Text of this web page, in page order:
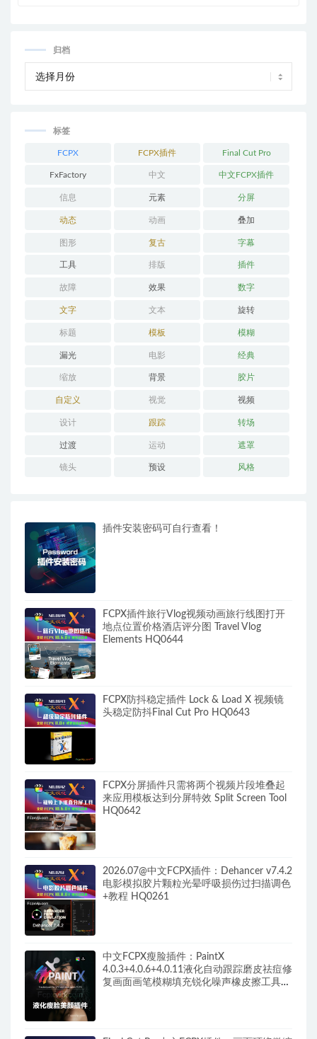
归档
标签
FCPX FCPX插件 Final Cut Pro
FxFactory 中文 中文FCPX插件
信息 元素 分屏
动态 动画 叠加
图形 复古 字幕
工具 排版 插件
故障 效果 数字
文字 文本 旋转
标题 模板 模糊
漏光 电影 经典
缩放 背景 胶片
自定义 视觉 视频
设计 跟踪 转场
过渡 运动 遮罩
镜头 预设 风格
插件安装密码可自行查看！
FCPX插件旅行Vlog视频动画旅行线图打开
地点位置价格酒店评分图 Travel Vlog
Elements HQ0644
FCPX防抖稳定插件 Lock & Load X 视频镜
头稳定防抖Final Cut Pro HQ0643
FCPX分屏插件只需将两个视频片段堆叠起
来应用模板达到分屏特效 Split Screen Tool
HQ0642
2026.07@中文FCPX插件：Dehancer v7.4.2
电影模拟胶片颗粒光晕呼吸损伤过扫描调色
+教程 HQ0261
中文FCPX瘦脸插件：PaintX
4.0.3+4.0.6+4.0.11液化自动跟踪磨皮祛痘修
复画面画笔模糊填充锐化噪声橡皮擦工具